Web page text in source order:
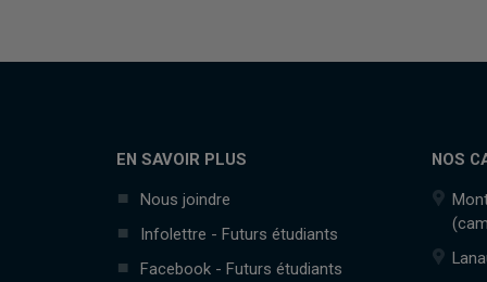
EN SAVOIR PLUS
Nous joindre
Infolettre - Futurs étudiants
Facebook - Futurs étudiants
NOS